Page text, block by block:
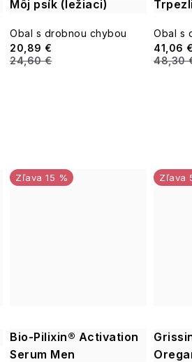
Môj psík (ležiaci)
Obal s drobnou chybou
20,89 €
24,60 €
Obal s
41,06 €
48,30
Bio-Pilixin® Activation
Serum Men
15 %